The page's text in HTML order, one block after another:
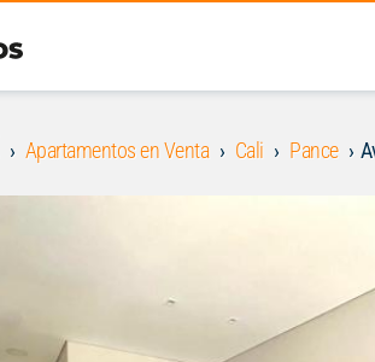
Apartamentos en Venta Cali Pance